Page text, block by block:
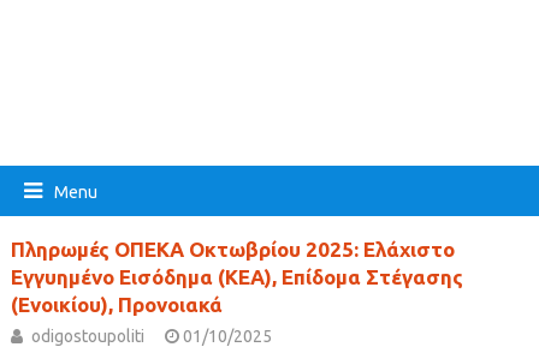
Menu
Πληρωμές ΟΠΕΚΑ Οκτωβρίου 2025: Ελάχιστο
Εγγυημένο Εισόδημα (ΚΕΑ), Επίδομα Στέγασης
(Ενοικίου), Προνοιακά
odigostoupoliti
01/10/2025